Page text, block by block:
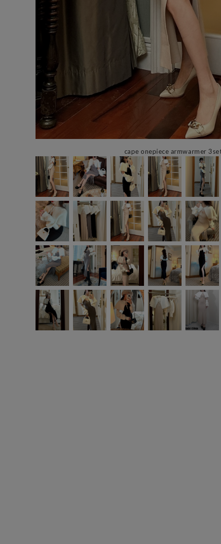
cape onepiece armwarmer